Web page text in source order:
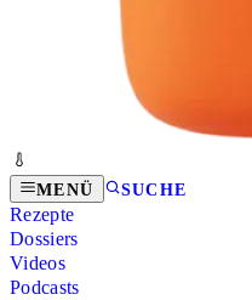
MENÜ SUCHE
Rezepte
Dossiers
Videos
Podcasts